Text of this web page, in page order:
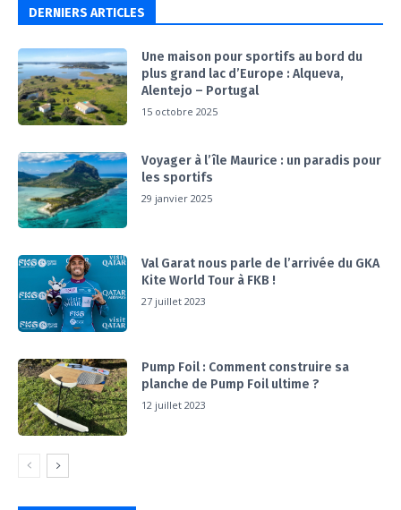
DERNIERS ARTICLES
Une maison pour sportifs au bord du
plus grand lac d’Europe : Alqueva,
Alentejo – Portugal
15 octobre 2025
Voyager à l’île Maurice : un paradis pour
les sportifs
29 janvier 2025
Val Garat nous parle de l’arrivée du GKA
Kite World Tour à FKB !
27 juillet 2023
Pump Foil : Comment construire sa
planche de Pump Foil ultime ?
12 juillet 2023